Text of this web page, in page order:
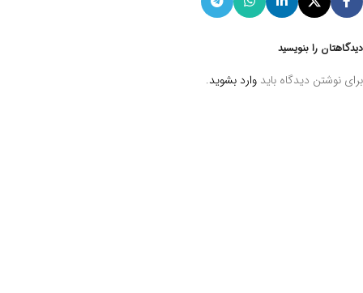
دیدگاهتان را بنویسید
برای نوشتن دیدگاه باید وارد بشوید.